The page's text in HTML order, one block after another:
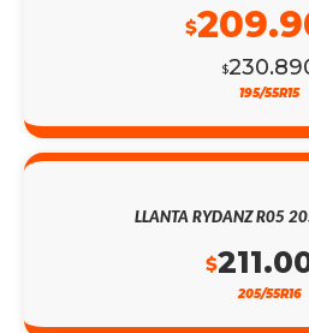
$
$
195/55R15
LLANTA RYDANZ R05
$
205/55R16